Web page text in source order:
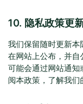
10. 隐私政策更
我们保留随时更新
在网站上公布，并
可能会通过网站通
阅本政策，了解我们